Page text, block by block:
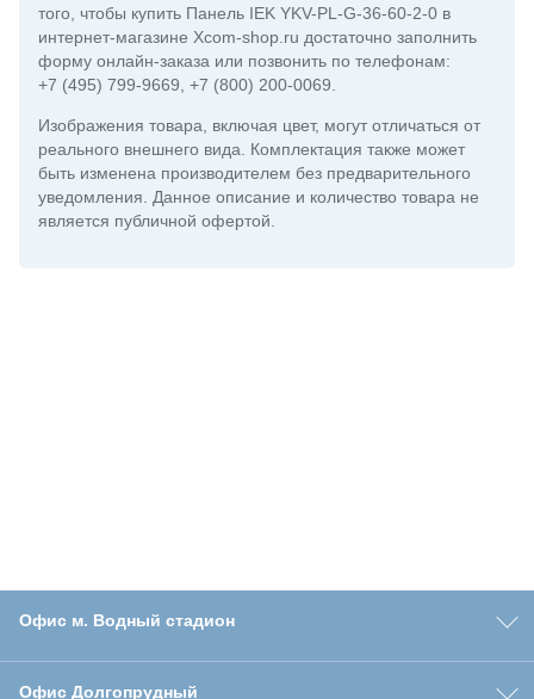
того, чтобы купить Панель IEK YKV-PL-G-36-60-2-0 в
интернет-магазине Xcom-shop.ru достаточно заполнить
форму онлайн-заказа или позвонить по телефонам:
+7 (495) 799-9669 +7 (800) 200-0069
Изображения товара, включая цвет, могут отличаться от
реального внешнего вида. Комплектация также может
быть изменена производителем без предварительного
уведомления. Данное описание и количество товара не
является публичной офертой.
Офис м. Водный стадион
Офис Долгопрудный